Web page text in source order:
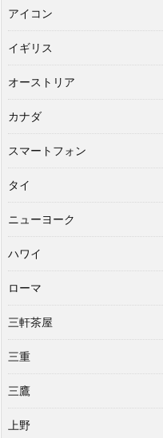
アイコン
イギリス
オーストリア
カナダ
スマートフォン
タイ
ニューヨーク
ハワイ
ローマ
三軒茶屋
三重
三鷹
上野